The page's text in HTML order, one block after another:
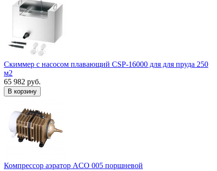
Скиммер с насосом плавающий CSP-16000 для для пруда 250
м2
65 982 руб.
В корзину
Компрессор аэратор ACO 005 поршневой